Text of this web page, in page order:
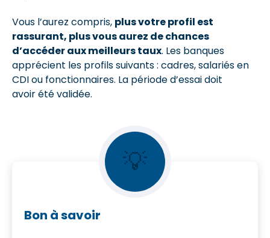
Vous l’aurez compris, plus votre profil est
rassurant, plus vous aurez de chances
d’accéder aux meilleurs taux. Les banques
apprécient les profils suivants : cadres, salariés en
CDI ou fonctionnaires. La période d’essai doit
avoir été validée.
💡
Bon à savoir